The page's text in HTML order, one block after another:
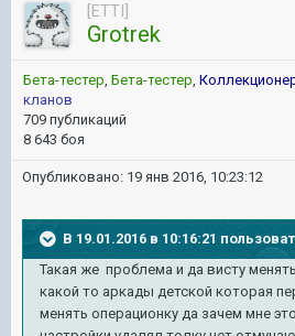
[ETTI]
Grotrek
Бета-тестер, Бета-тестер,
кланов
709 публикаций
8 643 боя
Опубликовано: 19 янв 2016, 10:23:12
В 19.01.2016 в 10:16:21
Такая же проблема и да висту
какой то аркады детской которая
менять операционку да зачем мне